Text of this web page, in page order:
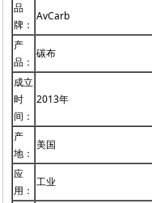
品
牌：
AvCarb
产
品：
碳布
成立
时
间：
2013年
产
地：
美国
应
用：
工业